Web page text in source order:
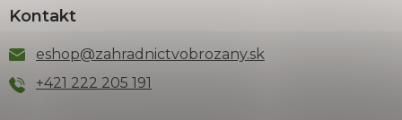
Kontakt
eshop@zahradnictvobrozany.sk
+421 222 205 191